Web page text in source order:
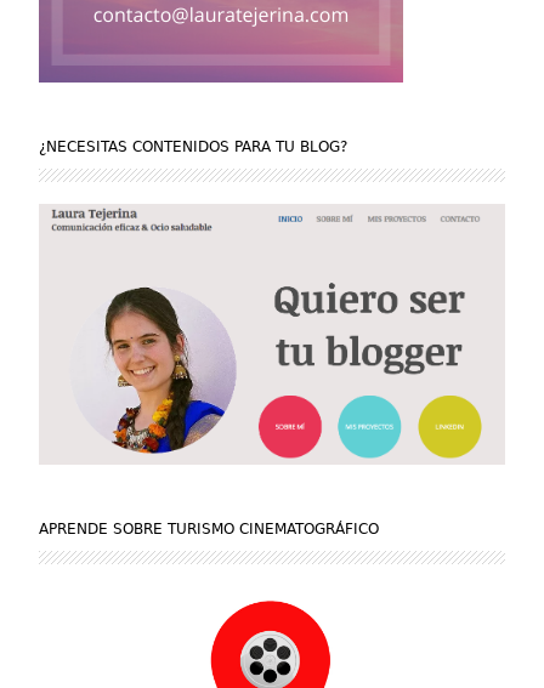
¿NECESITAS CONTENIDOS PARA TU BLOG?
APRENDE SOBRE TURISMO CINEMATOGRÁFICO